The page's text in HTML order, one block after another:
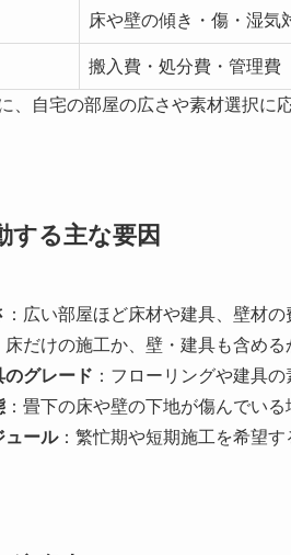
床や壁の傾き・傷・湿気
搬入費・処分費・管理費
、自宅の部屋の広さや素材選択に
する主な要因
：広い部屋ほど床材や建具、壁材の
床だけの施工か、壁・建具も含める
のグレード ：フローリングや建具
：畳下の床や壁の下地が傷んでい
ュール：繁忙期や短期施工を希望す